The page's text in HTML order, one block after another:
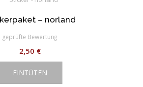
– norland
geprüfte Bewertung
2,50 €
EINTÜTEN